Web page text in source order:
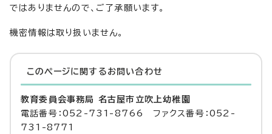
ではありませんので、ご了承願います。
機密情報は取り扱いません。
このページに関する お問い合わせ
教育委員会事務局 名古屋市立吹上幼稚園
電話番号：052-731-8766 ファクス番号：052-
731-8771